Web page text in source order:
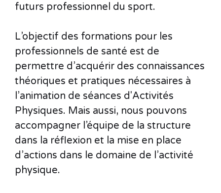
futurs professionnel du sport.
L’objectif des formations pour les
professionnels de santé est de
permettre d’acquérir des connaissances
théoriques et pratiques nécessaires à
l’animation de séances d'Activités
Physiques. Mais aussi, nous pouvons
accompagner l’équipe de la structure
dans la réflexion et la mise en place
d’actions dans le domaine de l’activité
physique.